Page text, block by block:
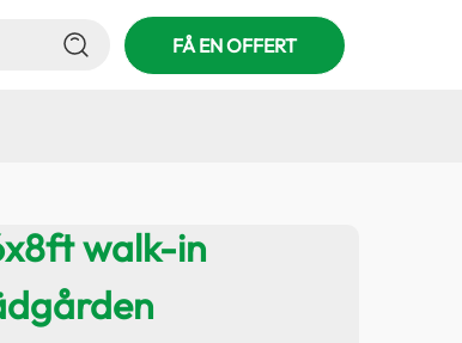
FÅ EN OFFERT
walk-in